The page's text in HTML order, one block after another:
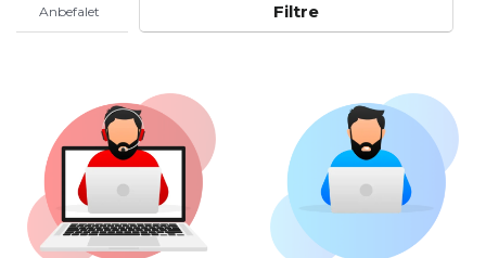
Filtre